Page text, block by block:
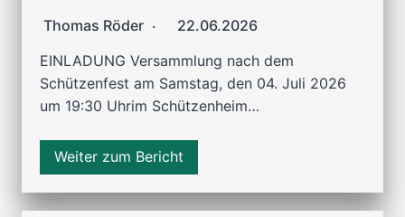
Thomas Röder
22.06.2026
EINLADUNG Versammlung nach dem
Schützenfest am Samstag, den 04. Juli 2026
um 19:30 Uhrim Schützenheim…
Weiter zum Bericht